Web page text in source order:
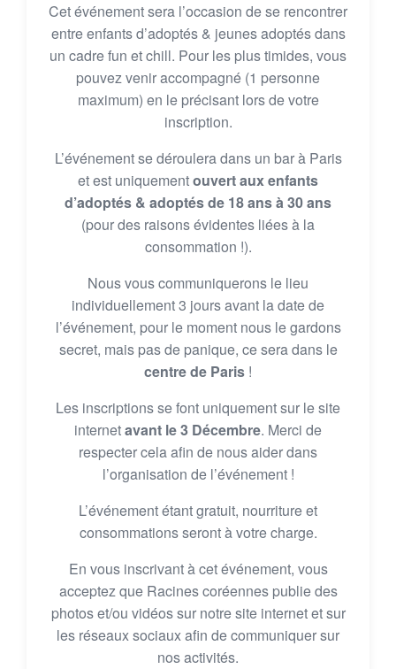
Cet événement sera l’occasion de se rencontrer
entre enfants d’adoptés & jeunes adoptés dans
un cadre fun et chill. Pour les plus timides, vous
pouvez venir accompagné (1 personne
maximum) en le précisant lors de votre
inscription.
L’événement se déroulera dans un bar à Paris
et est uniquementouvert aux enfants
d’adoptés & adoptés de 18 ans à 30 ans
(pour des raisons évidentes liées à la
consommation !).
Nous vous communiquerons le lieu
individuellement 3 jours avant la date de
l’événement, pour le moment nous le gardons
secret, mais pas de panique, ce sera dans le
centre de Paris !
Les inscriptions se font uniquement sur le site
internetavant le 3 Décembre. Merci de
respecter cela afin de nous aider dans
l’organisation de l’événement !
L’événement étant gratuit, nourriture et
consommations seront à votre charge.
En vous inscrivant à cet événement, vous
acceptez que Racines coréennes publie des
photos et/ou vidéos sur notre site internet et sur
les réseaux sociaux afin de communiquer sur
nos activités.